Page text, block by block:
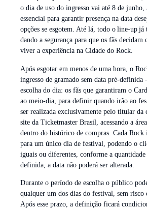
o dia de uso do ingresso vai até 8 de junho,
essencial para garantir presença na data
opções se esgotem. Até lá, todo o line-up já
dando a segurança para que os fãs decidam
viver a experiência na Cidade do Rock.
Após esgotar em menos de uma hora, o
ingresso de gramado sem data pré-definida
escolha do dia: os fãs que garantiram o
ao meio-dia, para definir quando irão ao
ser realizada exclusivamente pelo titular
site da Ticketmaster Brasil, acessando a
dentro do histórico de compras. Cada
para um único dia de festival, podendo o
iguais ou diferentes, conforme a
definida, a data não poderá ser alterada.
Durante o período de escolha o público
qualquer um dos dias do festival, sem risco
Após esse prazo, a definição ficará